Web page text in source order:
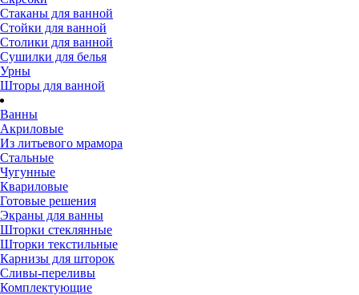
Стаканы для ванной
Стойки для ванной
Столики для ванной
Сушилки для белья
Урны
Шторы для ванной
Ванны
Акриловые
Из литьевого мрамора
Стальные
Чугунные
Квариловые
Готовые решения
Экраны для ванны
Шторки стеклянные
Шторки текстильные
Карнизы для шторок
Сливы-переливы
Комплектующие